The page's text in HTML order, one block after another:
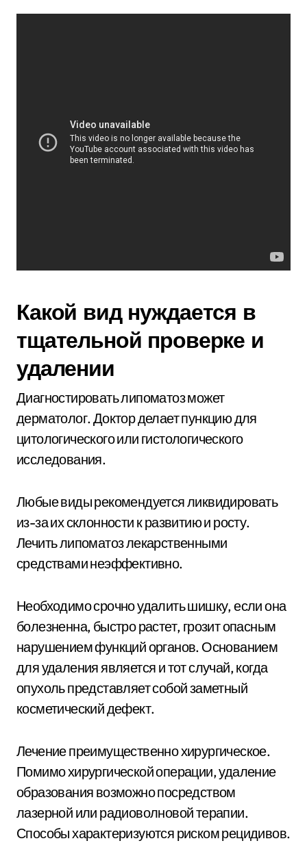
Какой вид нуждается в
тщательной проверке и
удалении
Диагностировать липоматоз может
дерматолог. Доктор делает пункцию для
цитологического или гистологического
исследования.
Любые виды рекомендуется ликвидировать
из-за их склонности к развитию и росту.
Лечить липоматоз лекарственными
средствами неэффективно.
Необходимо срочно удалить шишку, если она
болезненна, быстро растет, грозит опасным
нарушением функций органов. Основанием
для удаления является и тот случай, когда
опухоль представляет собой заметный
косметический дефект.
Лечение преимущественно хирургическое.
Помимо хирургической операции, удаление
образования возможно посредством
лазерной или радиоволновой терапии.
Способы характеризуются риском рецидивов.